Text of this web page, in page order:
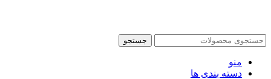
جستجو
منو
دسته بندی ها